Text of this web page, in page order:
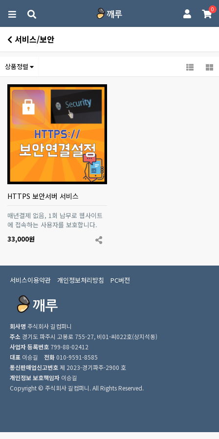
0
서비스/보안
상품정렬
HTTPS 보안서버 서비스
매년결제 없음, 1회 납무로 웹사이트
에 접속하는 사용자를 보호합니다.
33,000원
서비스이용약관 개인정보처리방침 PC버전
회사명 주식회사 길컴퍼니
주소 경기도 파주시 고봉로 755-27, 비01-씨022호(상지석동)
사업자 등록번호 799-88-02412
대표 이승길 전화 010-9591-8585
통신판매업신고번호제 2023-경기파주-2900 호
개인정보 보호책임자 이승길
Copyright © 주식회사 길컴퍼니. All Rights Reserved.